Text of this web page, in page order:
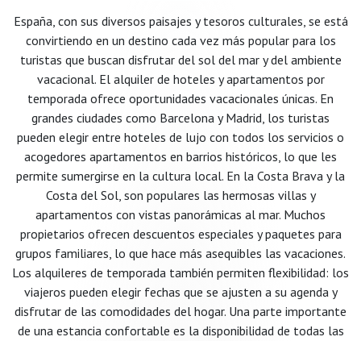
España, con sus diversos paisajes y tesoros culturales, se está
convirtiendo en un destino cada vez más popular para los
turistas que buscan disfrutar del sol del mar y del ambiente
vacacional. El alquiler de hoteles y apartamentos por
temporada ofrece oportunidades vacacionales únicas. En
grandes ciudades como Barcelona y Madrid, los turistas
pueden elegir entre hoteles de lujo con todos los servicios o
acogedores apartamentos en barrios históricos, lo que les
permite sumergirse en la cultura local. En la Costa Brava y la
Costa del Sol, son populares las hermosas villas y
apartamentos con vistas panorámicas al mar. Muchos
propietarios ofrecen descuentos especiales y paquetes para
grupos familiares, lo que hace más asequibles las vacaciones.
Los alquileres de temporada también permiten flexibilidad: los
viajeros pueden elegir fechas que se ajusten a su agenda y
disfrutar de las comodidades del hogar. Una parte importante
de una estancia confortable es la disponibilidad de todas las